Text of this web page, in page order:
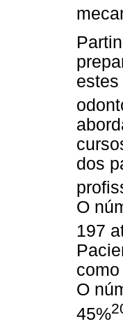
dos
O
197
O
45%